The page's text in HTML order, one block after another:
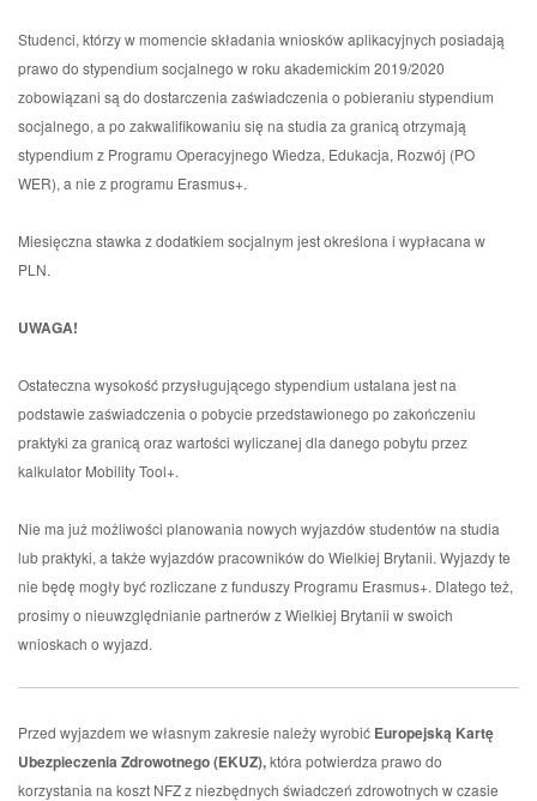
Studenci, którzy w momencie składania wniosków aplikacyjnych posiadają
prawo do stypendium socjalnego w roku akademickim 2019/2020
zobowiązani są do dostarczenia zaświadczenia o pobieraniu stypendium
socjalnego, a po zakwalifikowaniu się na studia za granicą otrzymają
stypendium z Programu Operacyjnego Wiedza, Edukacja, Rozwój (PO
WER), a nie z programu Erasmus+.
Miesięczna stawka z dodatkiem socjalnym jest określona i wypłacana w
PLN.
UWAGA!
Ostateczna wysokość przysługującego stypendium ustalana jest na
podstawie zaświadczenia o pobycie przedstawionego po zakończeniu
praktyki za granicą oraz wartości wyliczanej dla danego pobytu przez
kalkulator Mobility Tool+.
Nie ma już możliwości planowania nowych wyjazdów studentów na studia
lub praktyki, a także wyjazdów pracowników do Wielkiej Brytanii. Wyjazdy te
nie będę mogły być rozliczane z funduszy Programu Erasmus+. Dlatego też,
prosimy o nieuwzględnianie partnerów z Wielkiej Brytanii w swoich
wnioskach o wyjazd.
Przed wyjazdem we własnym zakresie należy wyrobić Europejską Kartę
Ubezpieczenia Zdrowotnego (EKUZ),która potwierdza prawo do
korzystania na koszt NFZ z niezbędnych świadczeń zdrowotnych w czasie